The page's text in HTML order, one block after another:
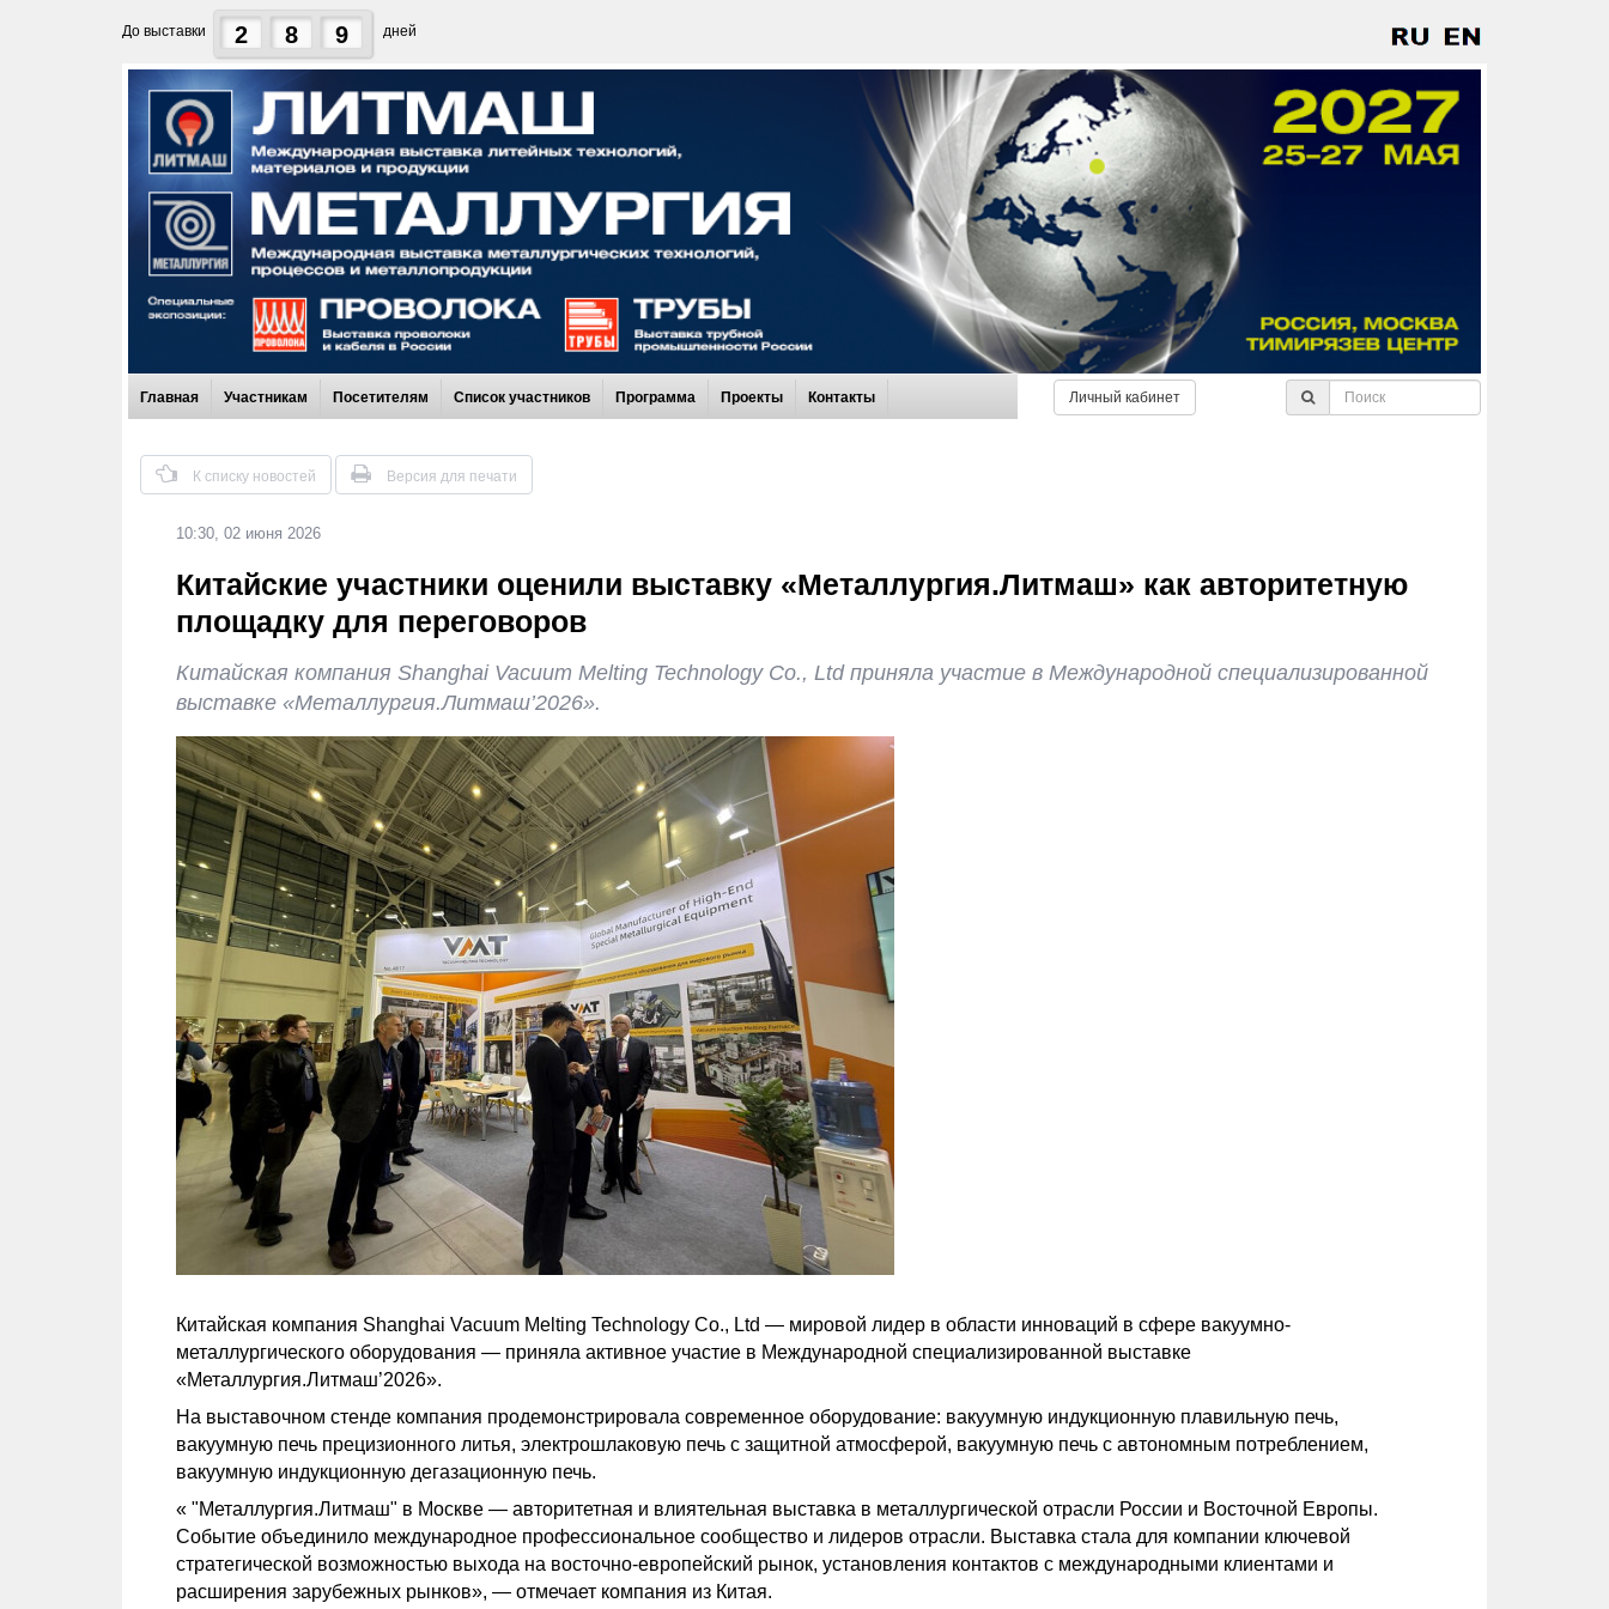
До выставки 2 8 9 дней
Главная Участникам Посетителям Список участников Программа Проекты Контакты Личный кабинет
К списку новостей Версия для печати
10:30, 02 июня 2026
Китайские участники оценили выставку «Металлургия.Литмаш» как авторитетную
площадку для переговоров
Китайская компания Shanghai Vacuum Melting Technology Co., Ltd приняла участие в Международной специализированной
выставке «Металлургия.Литмаш’2026».
Китайская компания Shanghai Vacuum Melting Technology Co., Ltd — мировой лидер в области инноваций в сфере вакуумно-
металлургического оборудования — приняла активное участие в Международной специализированной выставке
«Металлургия.Литмаш’2026».
На выставочном стенде компания продемонстрировала современное оборудование: вакуумную индукционную плавильную печь,
вакуумную печь прецизионного литья, электрошлаковую печь с защитной атмосферой, вакуумную печь с автономным потреблением,
вакуумную индукционную дегазационную печь.
« "Металлургия.Литмаш" в Москве — авторитетная и влиятельная выставка в металлургической отрасли России и Восточной Европы.
Событие объединило международное профессиональное сообщество и лидеров отрасли. Выставка стала для компании ключевой
стратегической возможностью выхода на восточно-европейский рынок, установления контактов с международными клиентами и
расширения зарубежных рынков», — отмечает компания из Китая.